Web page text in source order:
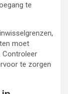
te
moet
Controleer
te zorgen